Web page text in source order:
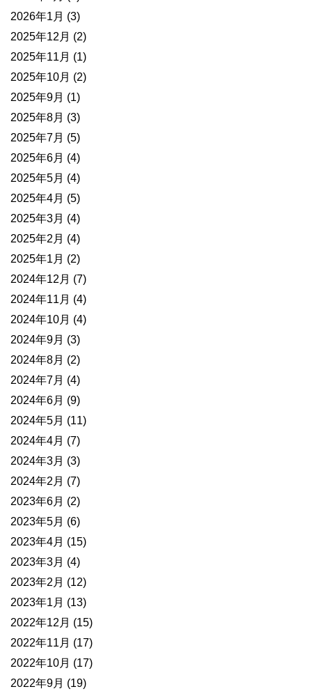
2026年1月 (3)
2025年12月 (2)
2025年11月 (1)
2025年10月 (2)
2025年9月 (1)
2025年8月 (3)
2025年7月 (5)
2025年6月 (4)
2025年5月 (4)
2025年4月 (5)
2025年3月 (4)
2025年2月 (4)
2025年1月 (2)
2024年12月 (7)
2024年11月 (4)
2024年10月 (4)
2024年9月 (3)
2024年8月 (2)
2024年7月 (4)
2024年6月 (9)
2024年5月 (11)
2024年4月 (7)
2024年3月 (3)
2024年2月 (7)
2023年6月 (2)
2023年5月 (6)
2023年4月 (15)
2023年3月 (4)
2023年2月 (12)
2023年1月 (13)
2022年12月 (15)
2022年11月 (17)
2022年10月 (17)
2022年9月 (19)